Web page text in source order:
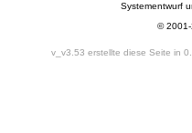
Systementwurf
©
v_v3.53 erstellte diese Seite in